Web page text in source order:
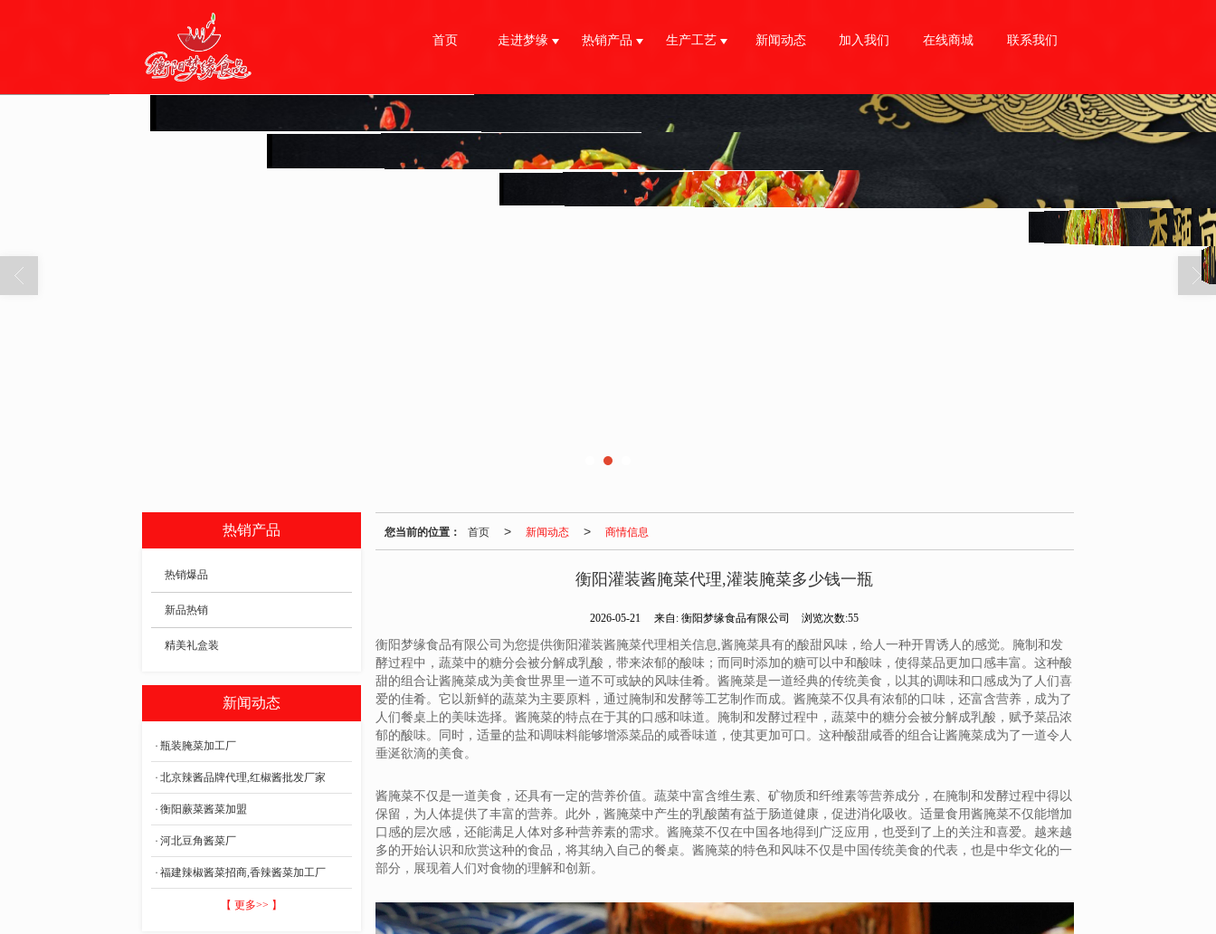
首页 走进梦缘 热销产品 生产工艺 新闻动态 加入我们 在线商城 联系我们
您当前的位置： 首页 > 新闻动态 > 商情信息
衡阳灌装酱腌菜代理,灌装腌菜多少钱一瓶
2026-05-21 来自:衡阳梦缘食品有限公司 浏览次数:55
衡阳梦缘食品有限公司为您提供衡阳灌装酱腌菜代理相关信息,酱腌菜具有的酸甜风味，给人一种开胃诱人的感觉。腌制和发
酵过程中，蔬菜中的糖分会被分解成乳酸，带来浓郁的酸味；而同时添加的糖可以中和酸味，使得菜品更加口感丰富。这种酸
甜的组合让酱腌菜成为美食世界里一道不可或缺的风味佳肴。酱腌菜是一道经典的传统美食，以其的调味和口感成为了人们喜
爱的佳肴。它以新鲜的蔬菜为主要原料，通过腌制和发酵等工艺制作而成。酱腌菜不仅具有浓郁的口味，还富含营养，成为了
人们餐桌上的美味选择。酱腌菜的特点在于其的口感和味道。腌制和发酵过程中，蔬菜中的糖分会被分解成乳酸，赋予菜品浓
郁的酸味。同时，适量的盐和调味料能够增添菜品的咸香味道，使其更加可口。这种酸甜咸香的组合让酱腌菜成为了一道令人
垂涎欲滴的美食。
酱腌菜不仅是一道美食，还具有一定的营养价值。蔬菜中富含维生素、矿物质和纤维素等营养成分，在腌制和发酵过程中得以
保留，为人体提供了丰富的营养。此外，酱腌菜中产生的乳酸菌有益于肠道健康，促进消化吸收。适量食用酱腌菜不仅能增加
口感的层次感，还能满足人体对多种营养素的需求。酱腌菜不仅在中国各地得到广泛应用，也受到了上的关注和喜爱。越来越
多的开始认识和欣赏这种的食品，将其纳入自己的餐桌。酱腌菜的特色和风味不仅是中国传统美食的代表，也是中华文化的一
部分，展现着人们对食物的理解和创新。
热销产品
热销爆品
新品热销
精美礼盒装
新闻动态
瓶装腌菜加工厂
北京辣酱品牌代理,红椒酱批发厂家
衡阳蕨菜酱菜加盟
河北豆角酱菜厂
福建辣椒酱菜招商,香辣酱菜加工厂
【 更多>> 】